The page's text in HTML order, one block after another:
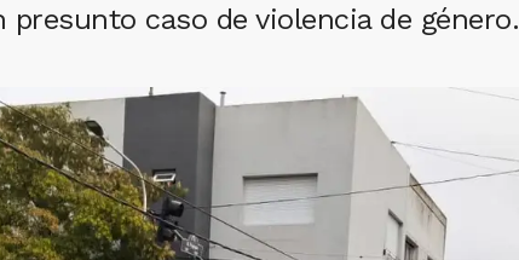
caso de violencia de género.